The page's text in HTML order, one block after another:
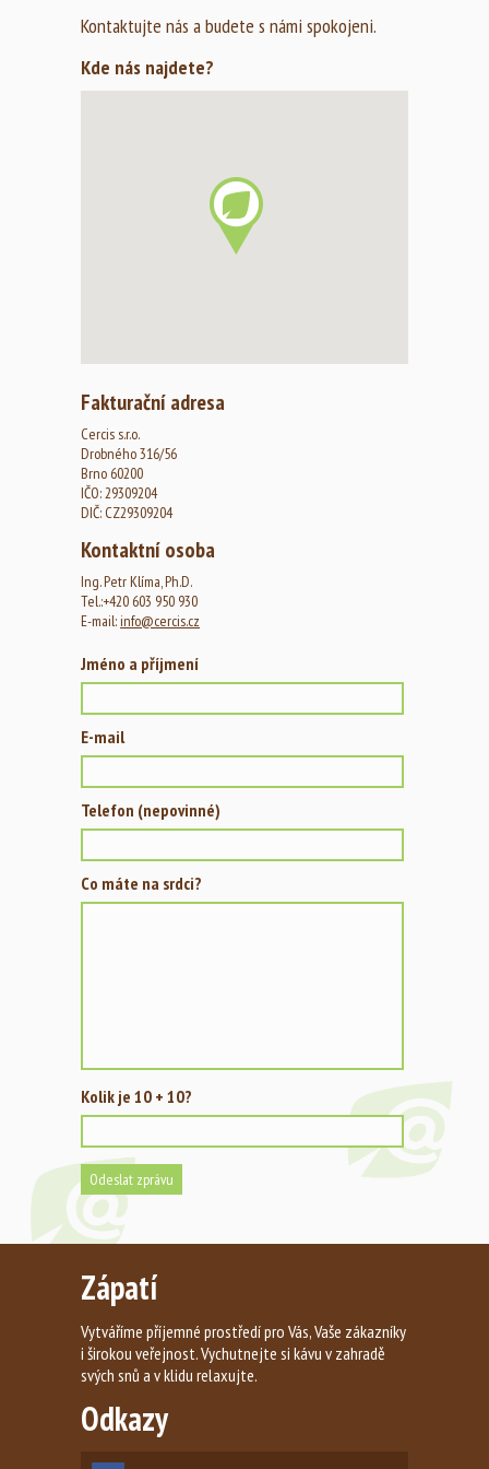
Kontaktujte nás a budete s námi spokojeni.
Kde nás najdete?
Fakturační adresa
Cercis s.r.o.
Drobného 316/56
Brno 60200
IČO: 29309204
DIČ: CZ29309204
Kontaktní osoba
Ing. Petr Klíma, Ph.D.
Tel.:+420 603 950 930
E-mail:info@cercis.cz
Jméno a příjmení
E-mail
Telefon (nepovinné)
Co máte na srdci?
Kolik je 10 + 10?
Zápatí
Vytváříme příjemné prostředí pro Vás, Vaše zákazníky
i širokou veřejnost. Vychutnejte si kávu v zahradě
svých snů a v klidu relaxujte.
Odkazy